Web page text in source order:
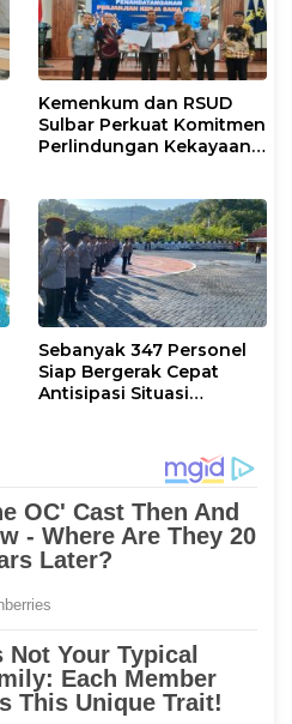
Kemenkum dan RSUD
Sulbar Perkuat Komitmen
Perlindungan Kekayaan
Sebanyak 347 Personel
Siap Bergerak Cepat
Antisipasi Situasi